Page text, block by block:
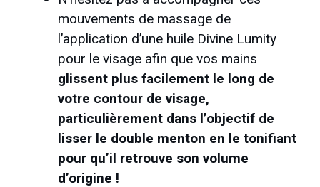
mouvements de massage de
l’application d’une huile Divine Lumity
pour le visage afin que vos mains
glissent plus facilement le long de
votre contour de visage,
particulièrement dans l’objectif de
lisser le double menton en le tonifiant
pour qu’il retrouve son volume
d’origine !